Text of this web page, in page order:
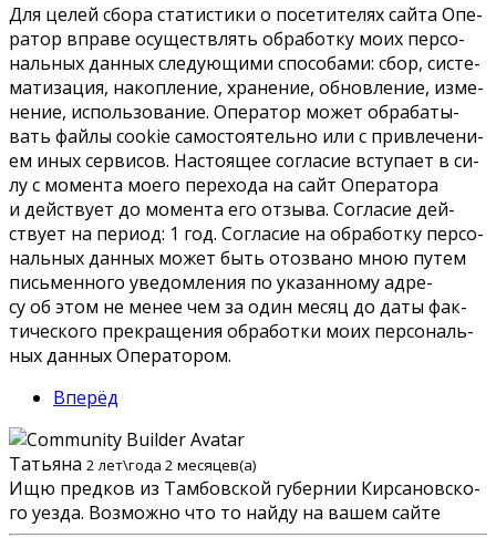
Для це­лей сбо­ра ста­ти­сти­ки о по­се­ти­те­лях сай­та Опе­
ра­тор впра­ве осу­ществ­лять об­ра­бот­ку мо­их пер­со­
наль­ных дан­ных сле­ду­ю­щи­ми спо­со­ба­ми: сбор, си­сте­
ма­ти­за­ция, на­коп­ле­ние, хра­не­ние, об­нов­ле­ние, из­ме­
не­ние, ис­поль­зо­ва­ние. Опе­ра­тор мо­жет об­ра­ба­ты­
вать фай­лы cookie са­мо­сто­я­тель­но или с при­вле­че­ни­
ем иных сер­ви­сов. На­сто­я­щее со­гла­сие всту­па­ет в си­
лу с мо­мен­та мо­е­го пе­ре­хо­да на сайт Опе­ра­то­ра
и дей­ству­ет до мо­мен­та его от­зы­ва. Со­гла­сие дей­
ству­ет на пе­ри­од: 1 год. Со­гла­сие на об­ра­бот­ку пер­со­
наль­ных дан­ных мо­жет быть ото­зва­но мною пу­тем
пись­мен­но­го уве­дом­ле­ния по ука­зан­но­му ад­ре­
су об этом не ме­нее чем за один ме­сяц до да­ты фак­
ти­че­ско­го пре­кра­ще­ния об­ра­бот­ки мо­их пер­со­наль­
ных дан­ных Опе­ра­то­ром.
Вперёд
Татьяна 2 лет\года 2 месяцев(а)
Ищю пред­ков из Там­бов­ской гу­бер­нии Кир­са­нов­ско­
го уез­да. Воз­мож­но что то най­ду на ва­шем сай­те